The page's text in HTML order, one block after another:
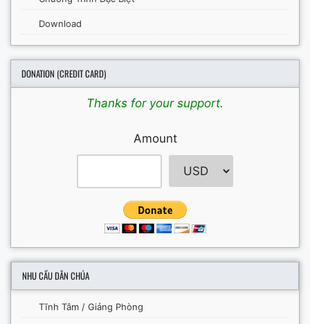
Download
DONATION (CREDIT CARD)
Thanks for your support.
Amount
NHU CẦU DÂN CHÚA
Tĩnh Tâm / Giảng Phòng